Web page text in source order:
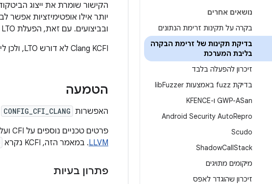
נושאים אחרים
בקרה על תקינות זרימת הנתונים
בדיקת תקינות של זרימת הבקרה
בליבת המערכת
זיכרון להפעלה בלבד
בדיקת fuzz באמצעות lib
Fuzzer
GWP-ASan ו-KFENCE
Android Security AutoRepro
Scudo
ShadowCallStack
מיקומים מתויגים
זיכרון שהוגדר לאפס
ובביצועים. עם זאת, הפעלת LTO מגדילה באופן משמעותי את משך זמן של תהליך build של ליבת המערכת.
‫Clang KCFI לא דורש LTO, ולכן ליבות Android עדכניות יותר נהנות מ-CFI בלי התקורה של LTO בזמן הבנייה.
הטמעה
האפשרות CONFIG_CFI_CLANG
פרטים טכניים נוספים על CFI ועל אופן הטיפול בבדיקות אחרות של העברת שליטה זמינים ב
LLVM. במאמר הזה, KCFI נקרא
פתרון בעיות